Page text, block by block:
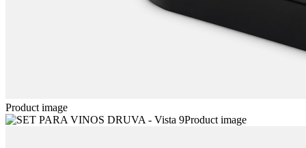
Product image
Product image